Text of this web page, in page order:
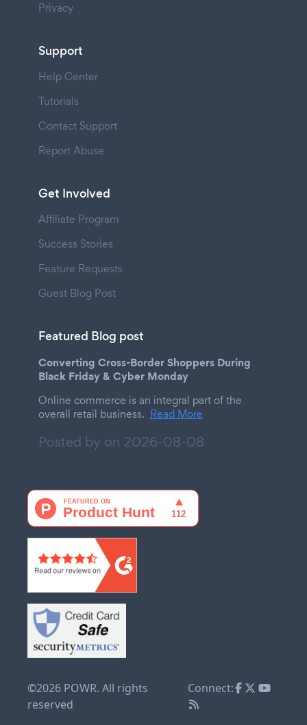
Privacy
Support
Help Center
Tutorials
Contact Support
Report Abuse
Get Involved
Affiliate Program
Success Stories
Feature Requests
Guest Blog Post
Featured Blog post
Converting Cross-Border Shoppers During
Black Friday & Cyber Monday
Online commerce is an integral part of the
overall retail business. Read More
Posted by on 2026-08-08
©2026 POWR. All rights
reserved
Connect: